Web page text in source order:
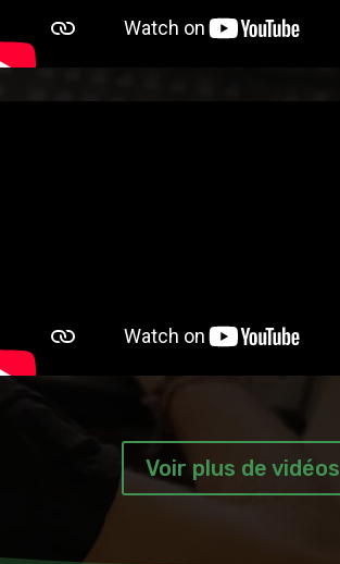
Voir plus de vidéos